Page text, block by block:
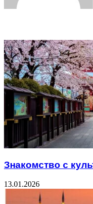
Знакомство с
13.01.2026